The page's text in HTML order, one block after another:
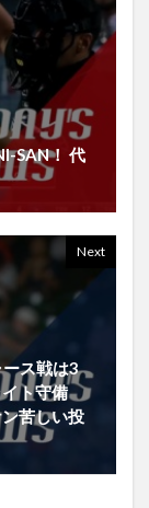
SAN！ 代
Next
ース戦は3
ト守備
苦しい投